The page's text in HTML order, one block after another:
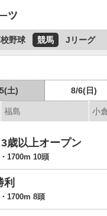
野球 競馬 Jリーグ
土) 8/6(日)
福島
小
歳以上オープン
1700m 10頭
利
1700m 8頭